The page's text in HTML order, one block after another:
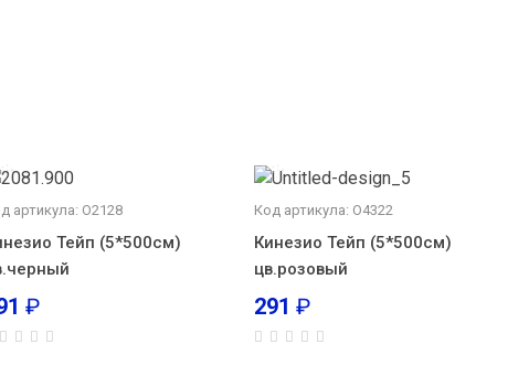
артикула: О2128
Тейп (5*500см)
₽
Код артикула: О4322
Кинезио Тейп (5*500см)
цв.розовый
291 ₽